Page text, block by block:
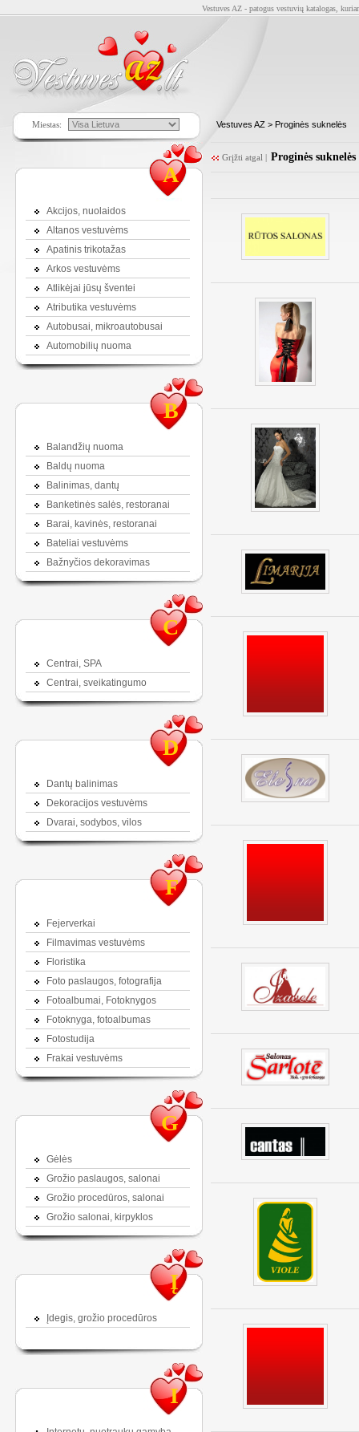
Vestuves AZ - patogus vestuvių katalogas,
Miestas: Vestuves AZ > Proginės suknelės
A
Akcijos, nuolaidos
Altanos vestuvėms
Apatinis trikotažas
Arkos vestuvėms
Atlikėjai jūsų šventei
Atributika vestuvėms
Autobusai, mikroautobusai
Automobilių nuoma
B
Balandžių nuoma
Baldų nuoma
Balinimas, dantų
Banketinės salės, restoranai
Barai, kavinės, restoranai
Bateliai vestuvėms
Bažnyčios dekoravimas
C
Centrai, SPA
Centrai, sveikatingumo
D
Dantų balinimas
Dekoracijos vestuvėms
Dvarai, sodybos, vilos
F
Fejerverkai
Filmavimas vestuvėms
Floristika
Foto paslaugos, fotografija
Fotoalbumai, Fotoknygos
Fotoknyga, fotoalbumas
Fotostudija
Frakai vestuvėms
G
Gėlės
Grožio paslaugos, salonai
Grožio procedūros, salonai
Grožio salonai, kirpyklos
Į
Įdegis, grožio procedūros
I
Grįžti atgal | Proginės suknelės